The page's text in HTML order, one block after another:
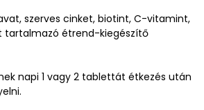
szerves cinket, biotint, C-vitamint,
tartalmazó étrend-kiegészítő
napi 1 vagy 2 tablettát étkezés után